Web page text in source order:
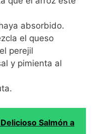
absorbido.
el queso
perejil
y pimienta al
Salmón a